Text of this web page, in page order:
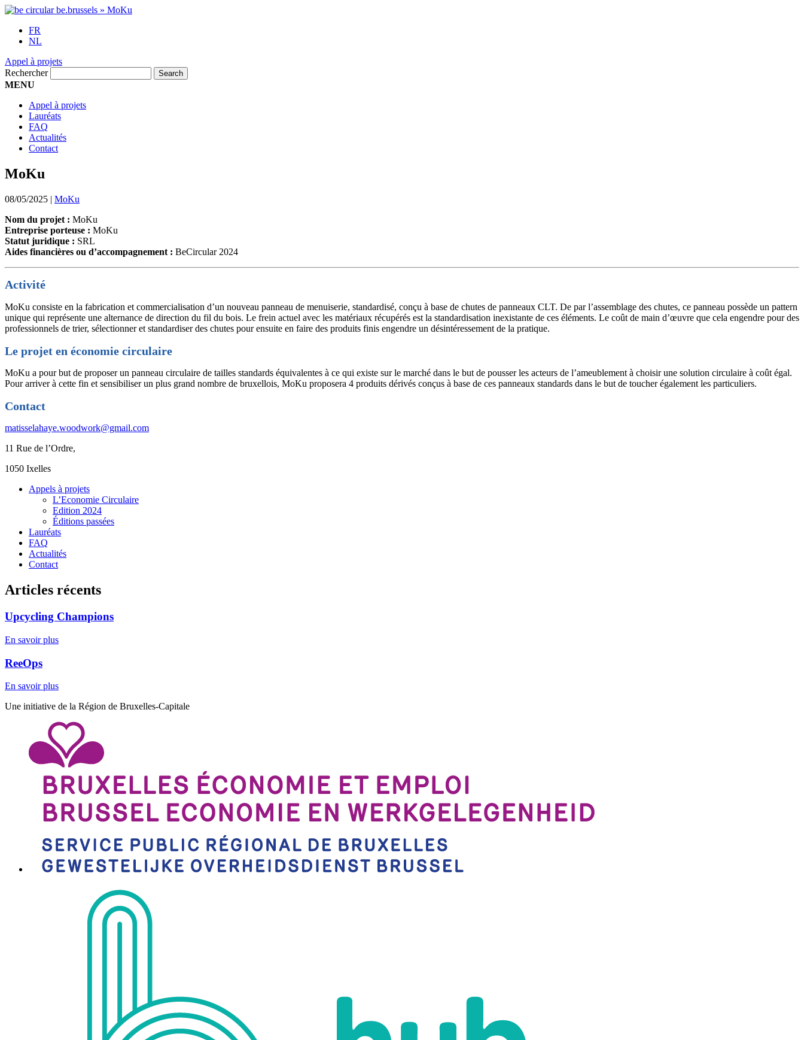
FR
NL
Appel à projets
Rechercher
MENU
Appel à projets
Lauréats
FAQ
Actualités
Contact
MoKu
08/05/2025 | MoKu
Nom du projet : MoKu
Entreprise porteuse : MoKu
Statut juridique : SRL
Aides financières ou d’accompagnement : BeCircular 2024
Activité
MoKu consiste en la fabrication et commercialisation d’un nouveau panneau de menuiserie, standardisé, conçu à base de chutes de panneaux CLT. De par l’assemblage des chutes, ce panneau possède un pattern
unique qui représente une alternance de direction du fil du bois. Le frein actuel avec les matériaux récupérés est la standardisation inexistante de ces éléments. Le coût de main d’œuvre que cela engendre pour des
professionnels de trier, sélectionner et standardiser des chutes pour ensuite en faire des produits finis engendre un désintéressement de la pratique.
Le projet en économie circulaire
MoKu a pour but de proposer un panneau circulaire de tailles standards équivalentes à ce qui existe sur le marché dans le but de pousser les acteurs de l’ameublement à choisir une solution circulaire à coût égal.
Pour arriver à cette fin et sensibiliser un plus grand nombre de bruxellois, MoKu proposera 4 produits dérivés conçus à base de ces panneaux standards dans le but de toucher également les particuliers.
Contact
matisselahaye.woodwork@gmail.com
11 Rue de l’Ordre,
1050 Ixelles
Appels à projets
L’Economie Circulaire
Edition 2024
Éditions passées
Lauréats
FAQ
Actualités
Contact
Articles récents
Upcycling Champions
En savoir plus
ReeOps
En savoir plus
Une initiative de la Région de Bruxelles-Capitale